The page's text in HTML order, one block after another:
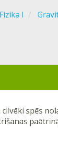
Fizika I
spēs